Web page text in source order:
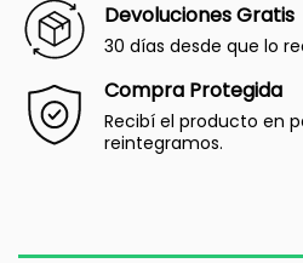
Devoluciones Gratis
30 días desde que lo
Compra Protegida
Recibí el producto en
reintegramos.